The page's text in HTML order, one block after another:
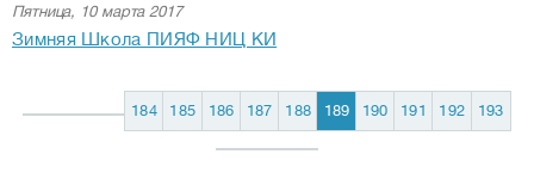
Пятница, 10 марта 2017
Зимняя Школа ПИЯФ НИЦ КИ
184 185 186 187 188 189 190 191 192 193